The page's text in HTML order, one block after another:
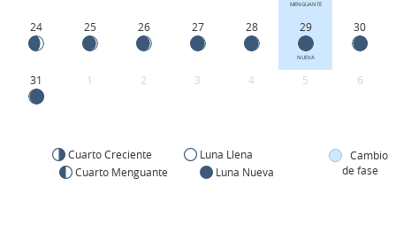
MENGUANTE
24 25 26 27 28 29
NUEVA
30
31 1 2 3 4 5 6
Cuarto Creciente
Luna Llena
Cuarto Menguante
Luna Nueva
Cambio
de fase